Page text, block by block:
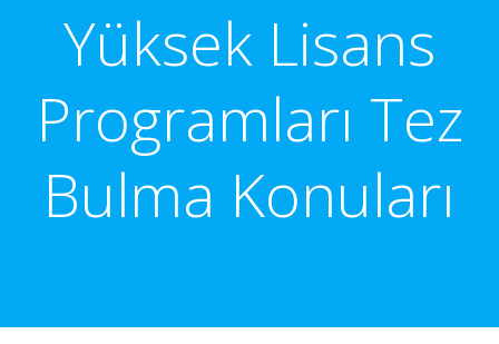
Yüksek Lisans
Programları Tez
Bulma Konuları